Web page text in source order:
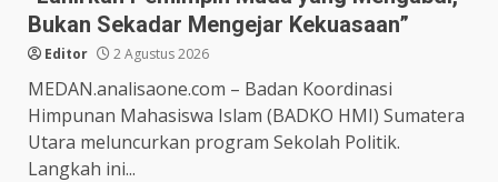
Bukan Sekadar Mengejar Kekuasaan”
Editor 2 Agustus 2026
MEDAN.analisaone.com – Badan Koordinasi
Himpunan Mahasiswa Islam (BADKO HMI) Sumatera
Utara meluncurkan program Sekolah Politik.
Langkah ini...